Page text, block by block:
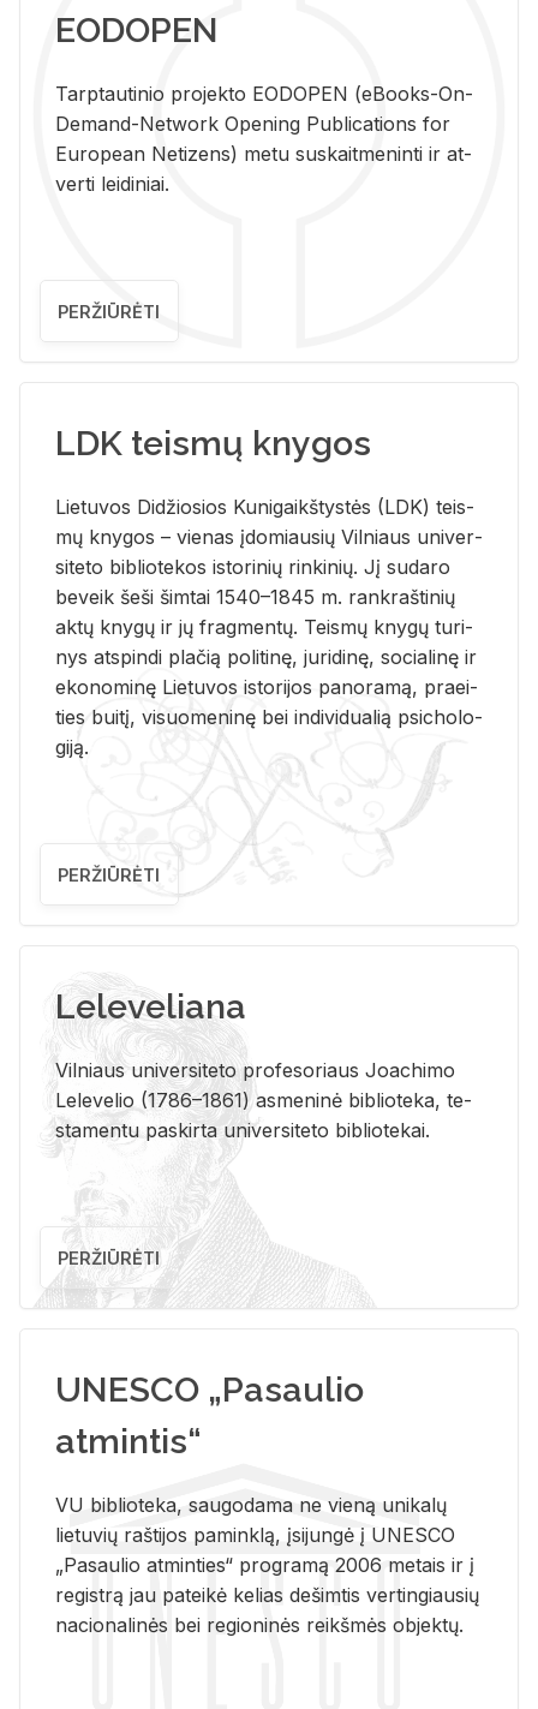
EODOPEN
Tarp­tau­ti­nio pro­jek­to EO­DO­PEN (eBo­oks-On-
De­mand-Ne­twork Ope­ning Pub­li­ca­tions for
Eu­ro­pe­an Ne­ti­zens) metu su­skait­me­nin­ti ir at­
ver­ti lei­di­niai.
PERŽIŪRĖTI
LDK teismų knygos
Lie­tu­vos Di­džio­sios Ku­ni­gaikš­tys­tės (LDK) teis­
mų kny­gos – vie­nas įdo­miau­sių Vil­niaus uni­ver­
si­te­to bi­b­lio­te­kos is­to­ri­nių rin­ki­nių. Jį su­da­ro
be­veik šeši šim­tai 1540–1845 m. rank­raš­ti­nių
aktų kny­gų ir jų frag­men­tų. Teis­mų kny­gų tu­ri­
nys at­spin­di pla­čią po­li­ti­nę, ju­ri­di­nę, so­cia­li­nę ir
eko­no­mi­nę Lie­tu­vos is­to­ri­jos pa­no­ra­mą, pra­ei­
ties bui­tį, vi­suo­me­ni­nę bei in­di­vi­dua­lią psi­cho­lo­
gi­ją.
PERŽIŪRĖTI
Leleveliana
Vil­niaus uni­ver­si­te­to pro­fe­so­riaus Jo­a­chi­mo
Le­le­ve­lio (1786–1861) as­me­ni­nė bi­b­lio­te­ka, te­
sta­men­tu pa­skir­ta uni­ver­si­te­to bi­b­lio­te­kai.
PERŽIŪRĖTI
UNESCO „Pasaulio
atmintis“
VU biblioteka, saugodama ne vieną unikalų
lietuvių raštijos paminklą, įsijungė į UNESCO
„Pasaulio atminties“ programą 2006 metais ir į
registrą jau pateikė kelias dešimtis vertingiausių
nacionalinės bei regioninės reikšmės objektų.